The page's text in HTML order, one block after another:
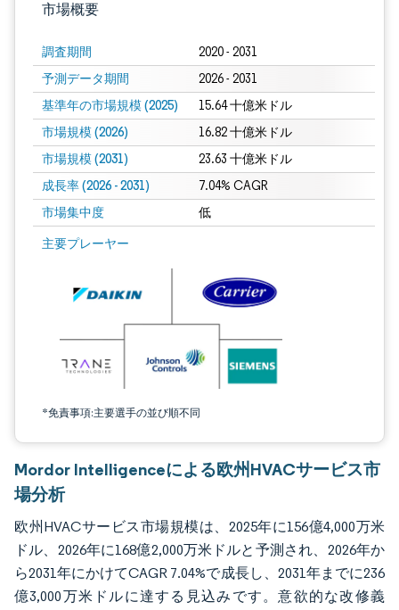
市場概要
調査期間 2020 - 2031
予測データ期間 2026 - 2031
基準年の市場規模 (2025) 15.64 十億米ドル
市場規模 (2026) 16.82 十億米ドル
市場規模 (2031) 23.63 十億米ドル
成長率 (2026 - 2031) 7.04% CAGR
市場集中度 低
主要プレーヤー
*免責事項:主要選手の並び順不同
画像 © Mordor Intelligence。再利用にはCC BY 4.0の表示が必要です。
Mordor Intelligenceによる欧州HVACサービス市
場分析
欧州HVACサービス市場規模は、2025年に156億4,000万米
ドル、2026年に168億2,000万米ドルと予測され、2026年か
ら2031年にかけてCAGR 7.04%で成長し、2031年までに236
億3,000万米ドルに達する見込みです。意欲的な改修義